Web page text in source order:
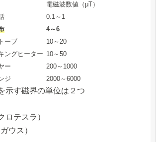
電磁波数値（μT）
0.1～1
4～6
ーブ
10～20
ングヒーター 10～50
ー
200～1000
ジ
2000～6000
示す磁界の単位は２つ
ロテスラ）
ウス）